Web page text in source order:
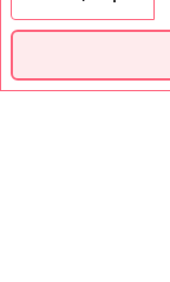
SECCIONES